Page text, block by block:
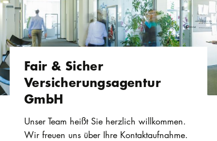
Fair & Sicher
Versicherungsagentur
GmbH
Unser Team heißt Sie herzlich willkommen.
Wir freuen uns über Ihre Kontaktaufnahme.